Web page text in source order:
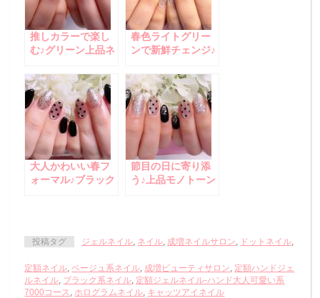
推しカラーで楽し
む♪グリーン上品ネ
春色ライトグリー
ンで新鮮チェンジ♪
マルネイル
大人かわいい春フ
ォーマル♪ブラック
節目の日に寄り添
う♪上品モノトーン
投稿タグ ジェルネイル ネイル 成増ネイルサロン ドットネイル
定額ネイル ,ベージュ系ネイル 成増ビューティサロン 定額ハンドジェ
ルネイル ブラック系ネイル 定額ジェルネイル-ハンド大人可愛い系
7000コース
ホログラムネイル キャッツアイネイル